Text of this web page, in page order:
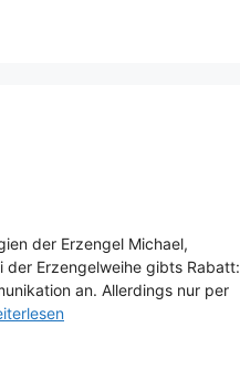
der Erzengel Michael,
der Erzengelweihe gibts Rabatt:
an. Allerdings nur per